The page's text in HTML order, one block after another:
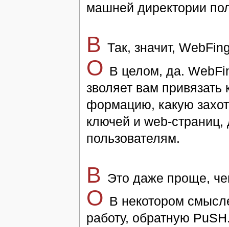
машней ди­рек­то­рии
В Так, зна­чит,
O В це­лом, да.
зво­ля­ет вам
фор­ма­цию, ка­кую
клю­чей и web-
поль­зо­ва­те­лям.
В Это да­же про­ще,
O В неко­то­ром
ра­бо­ту, об­рат­ную